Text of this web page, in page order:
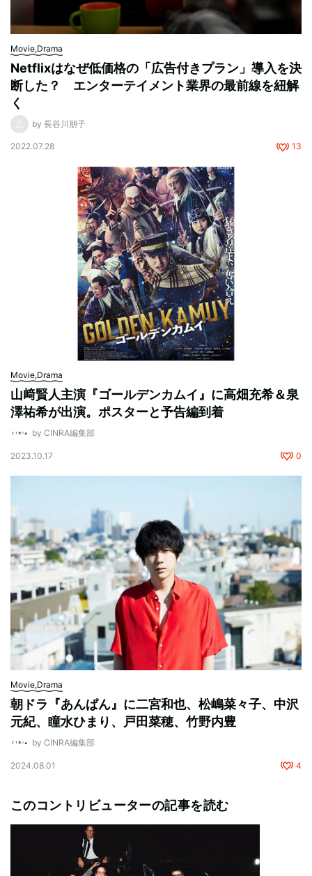
Movie,Drama
Netflixはなぜ低価格の「広告付きプラン」導入を決
断した？ エンターテイメント業界の最前線を紐解
く
by 長谷川朋子
2022.07.28 13
Movie,Drama
山﨑賢人主演『ゴールデンカムイ』に高畑充希＆泉
澤祐希が出演。ポスターと予告編到着
by CINRA編集部
2023.10.17 0
Movie,Drama
朝ドラ『あんぱん』に二宮和也、松嶋菜々子、中沢
元紀、瞳水ひまり、戸田菜穂、竹野内豊
by CINRA編集部
2024.08.01 4
このコントリビューターの記事を読む